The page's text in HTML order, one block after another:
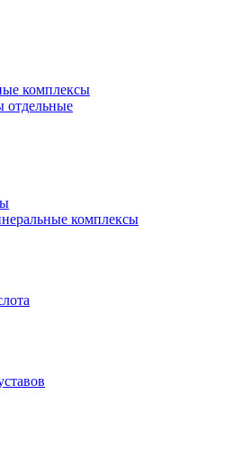
комплексы
отдельные
комплексы